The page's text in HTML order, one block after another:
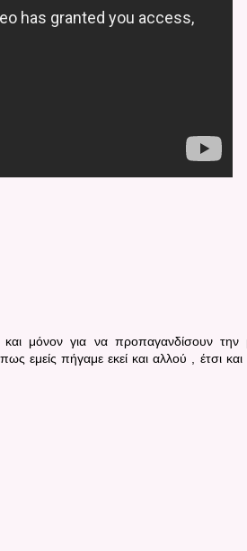
μόνον για να προπαγανδίσουν την
εμείς πήγαμε εκεί και αλλού , έτσι και